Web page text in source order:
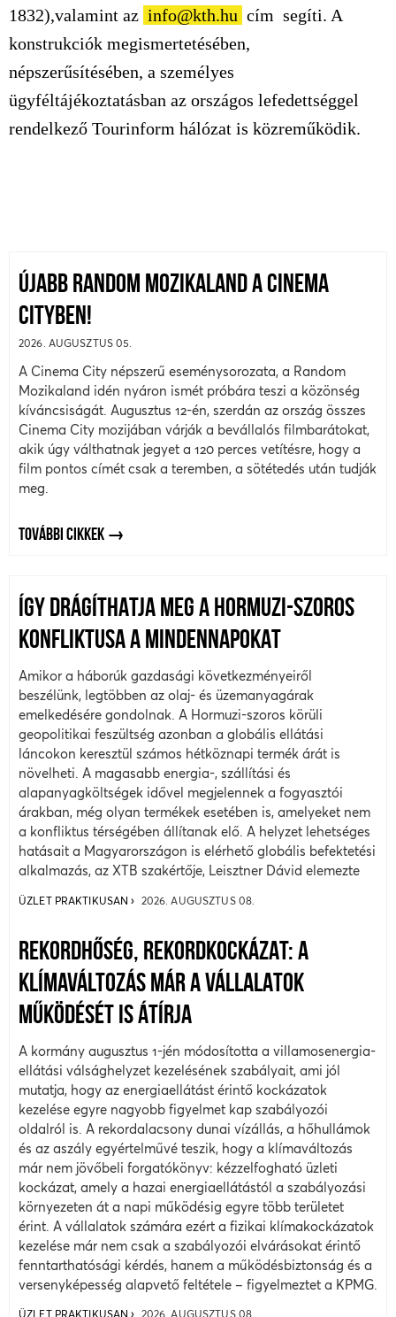
1832),valamint az info@kth.hu cím segíti. A
konstrukciók megismertetésében,
népszerűsítésében, a személyes
ügyféltájékoztatásban az országos lefedettséggel
rendelkező Tourinform hálózat is közreműködik.
ÚJABB RANDOM MOZIKALAND A CINEMA
CITYBEN!
2026. AUGUSZTUS 05.
A Cinema City népszerű eseménysorozata, a Random
Mozikaland idén nyáron ismét próbára teszi a közönség
kíváncsiságát. Augusztus 12-én, szerdán az ország összes
Cinema City mozijában várják a bevállalós filmbarátokat,
akik úgy válthatnak jegyet a 120 perces vetítésre, hogy a
film pontos címét csak a teremben, a sötétedés után tudják
meg.
TOVÁBBI CIKKEK
ÍGY DRÁGÍTHATJA MEG A HORMUZI-SZOROS
KONFLIKTUSA A MINDENNAPOKAT
Amikor a háborúk gazdasági következményeiről
beszélünk, legtöbben az olaj- és üzemanyagárak
emelkedésére gondolnak. A Hormuzi-szoros körüli
geopolitikai feszültség azonban a globális ellátási
láncokon keresztül számos hétköznapi termék árát is
növelheti. A magasabb energia-, szállítási és
alapanyagköltségek idővel megjelennek a fogyasztói
árakban, még olyan termékek esetében is, amelyeket nem
a konfliktus térségében állítanak elő. A helyzet lehetséges
hatásait a Magyarországon is elérhető globális befektetési
alkalmazás, az XTB szakértője, Leisztner Dávid elemezte
ÜZLET PRAKTIKUSAN 2026. AUGUSZTUS 08.
REKORDHŐSÉG, REKORDKOCKÁZAT: A
KLÍMAVÁLTOZÁS MÁR A VÁLLALATOK
MŰKÖDÉSÉT IS ÁTÍRJA
A kormány augusztus 1-jén módosította a villamosenergia-
ellátási válsághelyzet kezelésének szabályait, ami jól
mutatja, hogy az energiaellátást érintő kockázatok
kezelése egyre nagyobb figyelmet kap szabályozói
oldalról is. A rekordalacsony dunai vízállás, a hőhullámok
és az aszály egyértelművé teszik, hogy a klímaváltozás
már nem jövőbeli forgatókönyv: kézzelfogható üzleti
kockázat, amely a hazai energiaellátástól a szabályozási
környezeten át a napi működésig egyre több területet
érint. A vállalatok számára ezért a fizikai klímakockázatok
kezelése már nem csak a szabályozói elvárásokat érintő
fenntarthatósági kérdés, hanem a működésbiztonság és a
versenyképesség alapvető feltétele – figyelmeztet a KPMG.
ÜZLET PRAKTIKUSAN 2026. AUGUSZTUS 08.